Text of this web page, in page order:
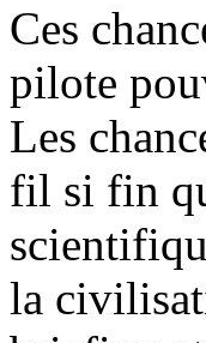
Ces
pilote
Les
fil si fin
la